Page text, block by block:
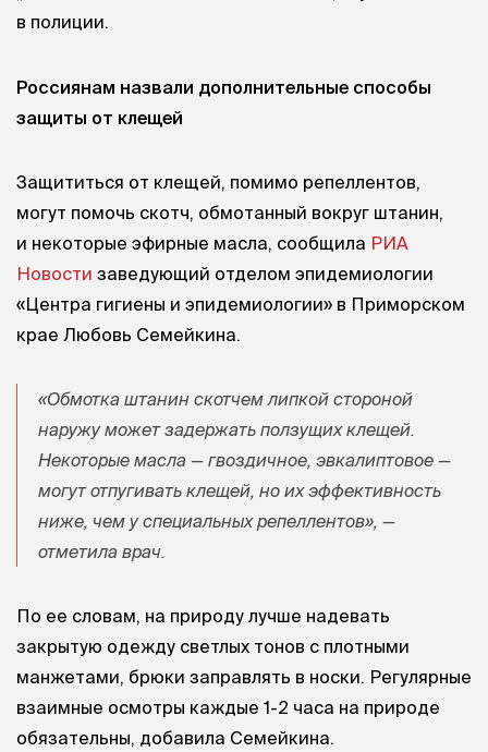
в полиции.
Россиянам назвали дополнительные способы
защиты от клещей
Защититься от клещей, помимо репеллентов,
могут помочь скотч, обмотанный вокруг штанин,
и некоторые эфирные масла, сообщила РИА
Новости заведующий отделом эпидемиологии
«Центра гигиены и эпидемиологии» в Приморском
крае Любовь Семейкина.
«Обмотка штанин скотчем липкой стороной
наружу может задержать ползущих клещей.
Некоторые масла — гвоздичное, эвкалиптовое —
могут отпугивать клещей, но их эффективность
ниже, чем у специальных репеллентов», —
отметила врач.
По ее словам, на природу лучше надевать
закрытую одежду светлых тонов с плотными
манжетами, брюки заправлять в носки. Регулярные
взаимные осмотры каждые 1-2 часа на природе
обязательны, добавила Семейкина.